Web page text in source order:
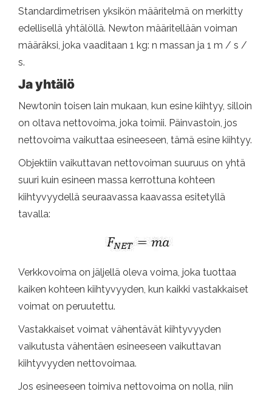
Standardimetrisen yksikön määritelmä on merkitty
edellisellä yhtälöllä. Newton määritellään voiman
määräksi, joka vaaditaan 1 kg: n massan ja 1 m / s /
s.
Ja yhtälö
Newtonin toisen lain mukaan, kun esine kiihtyy, silloin
on oltava nettovoima, joka toimii. Päinvastoin, jos
nettovoima vaikuttaa esineeseen, tämä esine kiihtyy.
Objektiin vaikuttavan nettovoiman suuruus on yhtä
suuri kuin esineen massa kerrottuna kohteen
kiihtyvyydellä seuraavassa kaavassa esitetyllä
tavalla:
Verkkovoima on jäljellä oleva voima, joka tuottaa
kaiken kohteen kiihtyvyyden, kun kaikki vastakkaiset
voimat on peruutettu.
Vastakkaiset voimat vähentävät kiihtyvyyden
vaikutusta vähentäen esineeseen vaikuttavan
kiihtyvyyden nettovoimaa.
Jos esineeseen toimiva nettovoima on nolla, niin